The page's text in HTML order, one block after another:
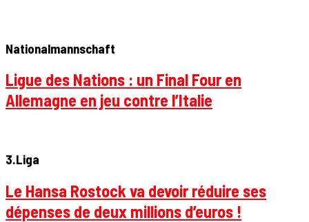
Nationalmannschaft
Ligue des Nations : un Final Four en
Allemagne en jeu contre l’Italie
3.Liga
Le Hansa Rostock va devoir réduire ses
dépenses de deux millions d’euros !